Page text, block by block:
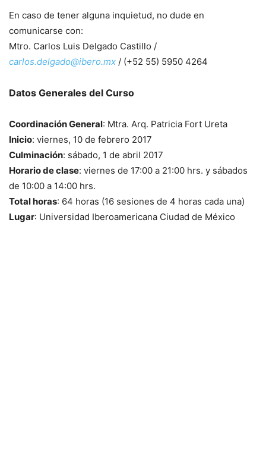
En caso de tener alguna inquietud, no dude en
comunicarse con:
Mtro. Carlos Luis Delgado Castillo /
carlos.delgado@ibero.mx / (+52 55) 5950 4264
Datos Generales del Curso
Coordinación General: Mtra. Arq. Patricia Fort Ureta
Inicio: viernes, 10 de febrero 2017
Culminación: sábado, 1 de abril 2017
Horario de clase: viernes de 17:00 a 21:00 hrs. y sábados
de 10:00 a 14:00 hrs.
Total horas: 64 horas (16 sesiones de 4 horas cada una)
Lugar: Universidad Iberoamericana Ciudad de México